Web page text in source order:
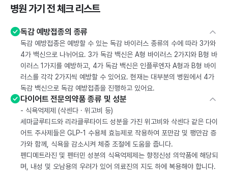
병원 가기 전 체크 리스트
독감 예방접종의 종류
독감 예방접종은 예방할 수 있는 독감 바이러스 종류의 수에 따라 3가와
4가 백신으로 나뉘어요. 3가 독감 백신은 A형 바이러스 2가지와 B형 바
이러스 1가지를 예방하고, 4가 독감 백신은 인플루엔자 A형과 B형 바이
러스를 각각 2가지씩 예방할 수 있어요. 현재는 대부분의 병원에서 4가
독감 백신으로 독감 예방접종을 진행하고 있어요.
다이어트 전문의약품 종류 및 성분
- 식욕억제제 (삭센다 · 위고비 등)
세마글루티드와 리라클루타이드 성분을 가진 위고비와 삭센다 같은 다이
어트 주사제들은 GLP-1 수용체 효능제로 작용하여 포만감 및 팽만감 증
가와 함께, 식욕을 감소시켜 체중 조절에 도움을 줍니다.
펜디메트라진 및 펜터민 성분의 식욕억제제는 향정신성 의약품에 해당되
며, 내성 및 오남용의 우려가 있어 의료진의 지도 하에 복용해야 합니다.